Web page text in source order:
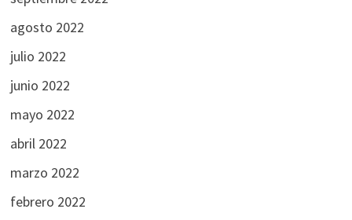
agosto 2022
julio 2022
junio 2022
mayo 2022
abril 2022
marzo 2022
febrero 2022